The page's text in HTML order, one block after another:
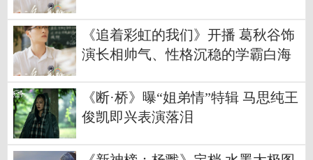
《追着彩虹的我们》开播 葛秋谷饰
演长相帅气、性格沉稳的学霸白海
《断·桥》曝“姐弟情”特辑 马思纯王
俊凯即兴表演落泪